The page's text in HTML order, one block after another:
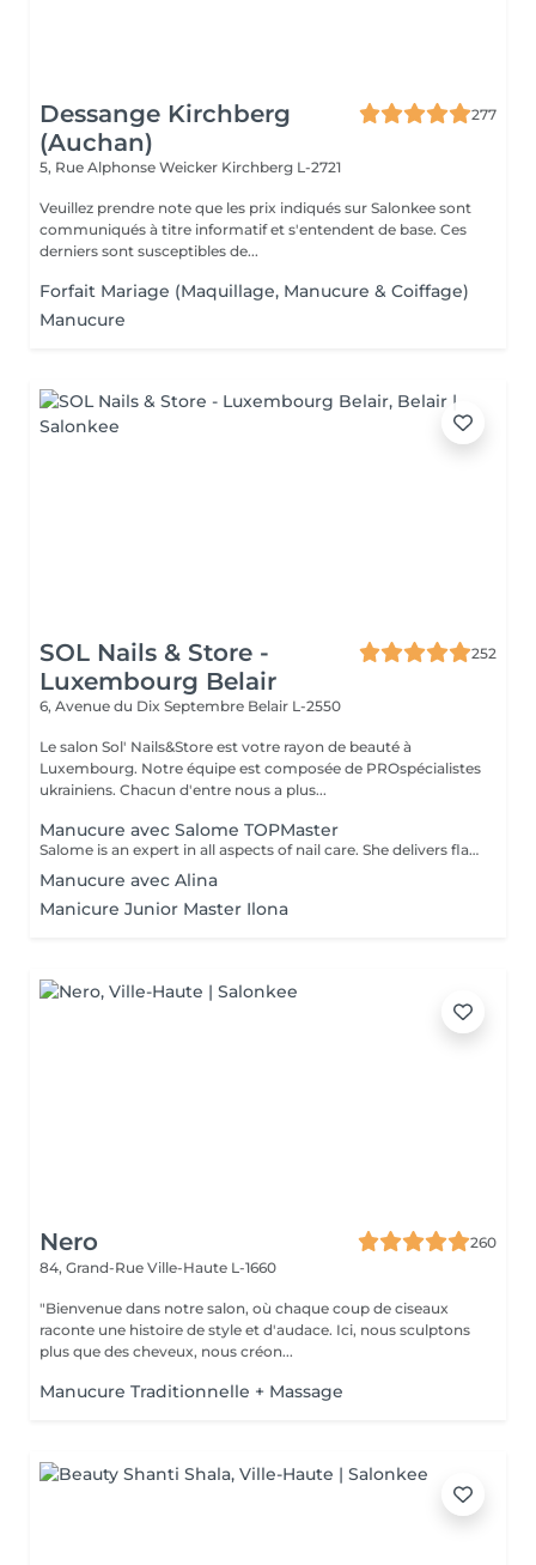
Dessange Kirchberg
(Auchan)
277
5, Rue Alphonse Weicker Kirchberg L-2721
Veuillez prendre note que les prix indiqués sur Salonkee sont
communiqués à titre informatif et s'entendent de base. Ces
derniers sont susceptibles de...
Forfait Mariage (Maquillage, Manucure & Coiffage)
Manucure
SOL Nails & Store -
Luxembourg Belair
252
6, Avenue du Dix Septembre Belair L-2550
Le salon Sol' Nails&Store est votre rayon de beauté à
Luxembourg. Notre équipe est composée de PROspécialistes
ukrainiens. Chacun d'entre nous a plus...
Manucure avec Salome TOPMaster
Salome is an expert in all aspects of nail care. She delivers flawless results in just 1 hour while maintaining high quality, leaving you feeling happy every time. From a basic manicure to complex services like extensions, designs, and nail art, she offers a full range of professional treatments. *And if you sacrifice your lunch break for an appointment, don't worryyou'll still have some time to enjoy your meal!
Manucure avec Alina
Manicure Junior Master Ilona
Nero
260
84, Grand-Rue Ville-Haute L-1660
"Bienvenue dans notre salon, où chaque coup de ciseaux
raconte une histoire de style et d'audace. Ici, nous sculptons
plus que des cheveux, nous créon...
Manucure Traditionnelle + Massage